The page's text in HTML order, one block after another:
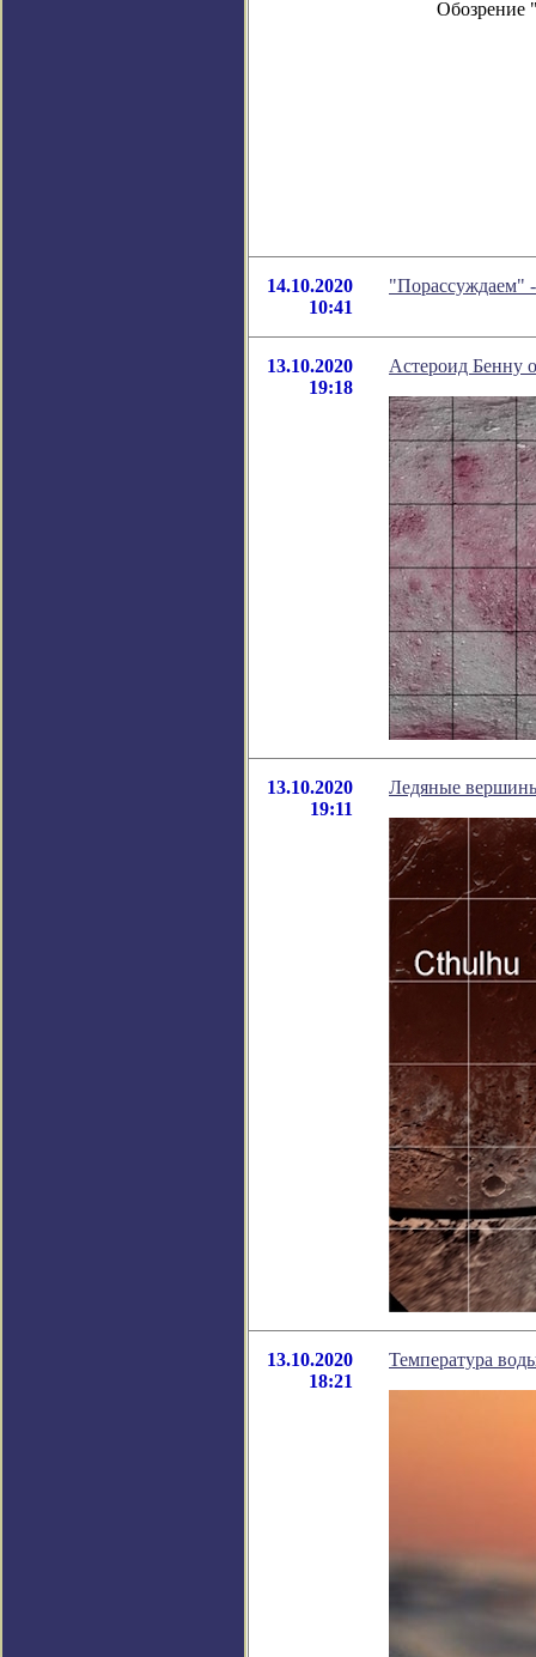
Обозрение
14.10.2020
10:41
"Порассуждаем"
13.10.2020
19:18
Астероид Бенну
13.10.2020
19:11
Ледяные вершины
13.10.2020
18:21
Температура